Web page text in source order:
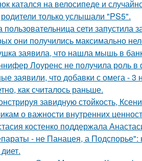
катался на велосипеде и
родители только услышали "PS5".
пользовательница сети
они получились максимально
заявила, что нашла мышь в
Лоуренс не получила роль
заявили, что добавки с омега -
как считалось раньше.
завидную стойкость,
о важности внутренних
костенко поддержала
- не Панацея, а Подспорье":